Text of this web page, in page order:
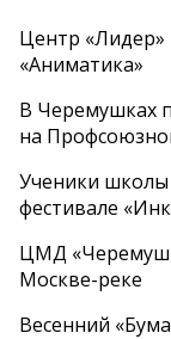
Центр «Лидер»
«Аниматика»
В Черемушках
на
Ученики
фестивале
ЦМД
Москве-реке
Весенний